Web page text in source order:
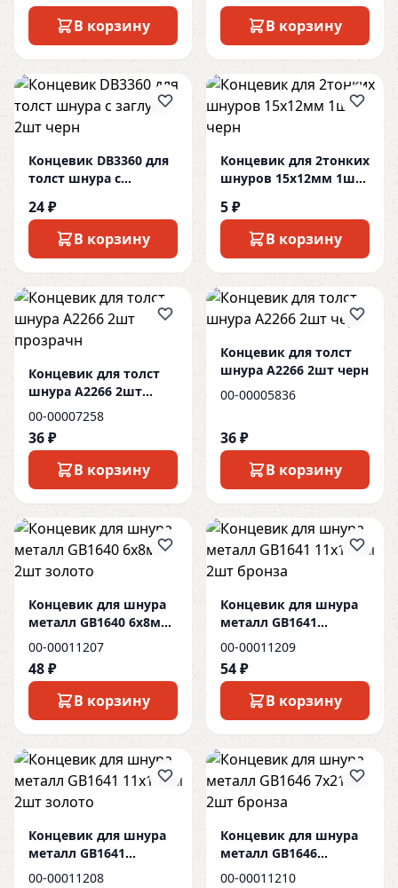
В корзину
В корзину
Концевик DB3360 для
толст шнура с
24 ₽
В корзину
Концевик для 2тонких
шнуров 15х12мм 1шт
5 ₽
В корзину
Концевик для толст
шнура А2266 2шт
прозрачн
00-00007258
36 ₽
В корзину
Концевик для толст
шнура А2266 2шт черн
00-00005836
36 ₽
В корзину
Концевик для шнура
металл GB1640 6х8мм
2шт золото
00-00011207
48 ₽
В корзину
Концевик для шнура
металл GB1641
11х13мм 2шт бронза
00-00011209
54 ₽
В корзину
Концевик для шнура
металл GB1641
11х13мм 2шт золото
00-00011208
Концевик для шнура
металл GB1646
7х21мм 2шт бронза
00-00011210